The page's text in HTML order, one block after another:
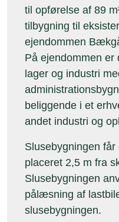
til opførelse af 89
tilbygning til
ejendommen
På ejendommen er
lager og industri
beliggende i et
andet industri og
Slusebygningen
placeret 2,5 m fra
Slusebygningen
pålæsning af
slusebygningen.